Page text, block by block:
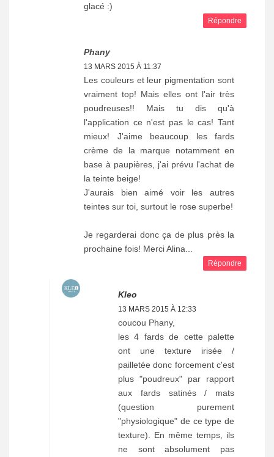
glacé :)
Répondre
Phany
13 MARS 2015 À 11:37
Les couleurs et leur pigmentation sont
vraiment top! Mais elles ont l'air très
poudreuses!! Mais tu dis qu'à
l'application ce n'est pas le cas! Tant
mieux! J'aime beaucoup les fards
crème de la marque notamment en
base à paupières, j'ai prévu l'achat de
la teinte beige!
J'aurais bien aimé voir les autres
teintes sur toi, surtout le rose superbe!
Je regarderai donc ça de plus près la
prochaine fois! Merci Alina...
Répondre
Kleo
13 MARS 2015 À 12:33
coucou Phany,
les 4 fards de cette palette
ont une texture irisée /
pailletée donc forcement c'est
plus "poudreux" par rapport
aux fards satinés / mats
(question purement
"physiologique" de ce type de
texture). En même temps, ils
ne sont absolument pas